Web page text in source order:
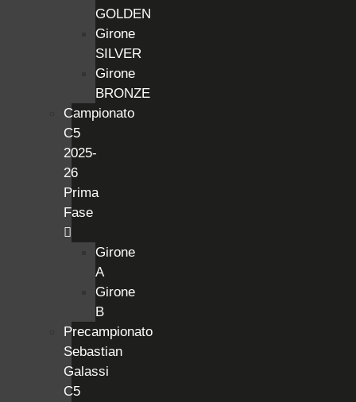
GOLDEN
Girone
SILVER
Girone
BRONZE
Campionato
C5
2025-
26
Prima
Fase
Girone
A
Girone
B
Precampionato
Sebastian
Galassi
C5